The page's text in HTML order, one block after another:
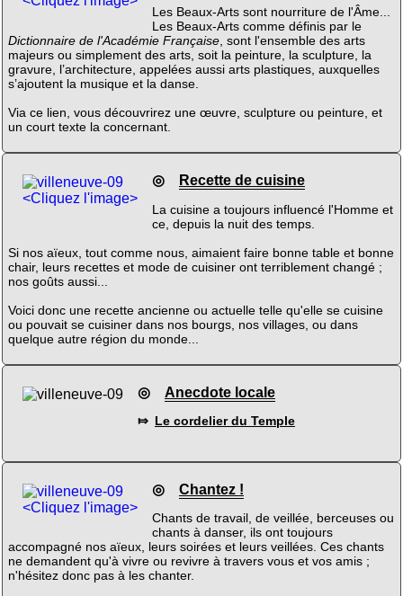
Les Beaux-Arts sont nourriture de l'Âme...
Les Beaux-Arts comme définis par le
Dictionnaire de l'Académie Française, sont l'ensemble des arts
majeurs ou simplement des arts, soit la peinture, la sculpture, la
gravure, l’architecture, appelées aussi arts plastiques, auxquelles
s’ajoutent la musique et la danse.
Via ce lien, vous découvrirez une œuvre, sculpture ou peinture, et
un court texte la concernant.
<Cliquez l'image>
◎ Recette de cuisine
La cuisine a toujours influencé l'Homme et
ce, depuis la nuit des temps.
Si nos aïeux, tout comme nous, aimaient faire bonne table et bonne
chair, leurs recettes et mode de cuisiner ont terriblement changé ;
nos goûts aussi...
Voici donc une recette ancienne ou actuelle telle qu'elle se cuisine
ou pouvait se cuisiner dans nos bourgs, nos villages, ou dans
quelque autre région du monde...
◎ Anecdote locale
⤇ Le cordelier du Temple
<Cliquez l'image>
◎ Chantez !
Chants de travail, de veillée, berceuses ou
chants à danser, ils ont toujours
accompagné nos aïeux, leurs soirées et leurs veillées. Ces chants
ne demandent qu'à vivre ou revivre à travers vous et vos amis ;
n'hésitez donc pas à les chanter.